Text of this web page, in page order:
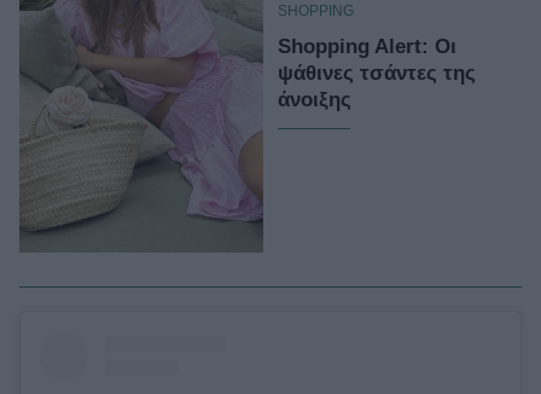
SHOPPING
Shopping Alert: Οι
ψάθινες τσάντες της
άνοιξης